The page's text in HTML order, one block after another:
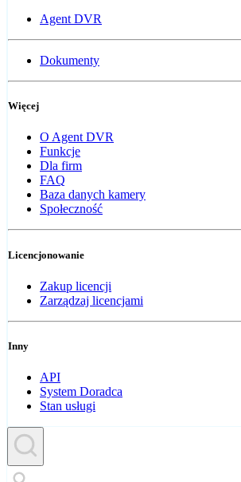
Agent DVR
Dokumenty
Więcej
O Agent DVR
Funkcje
Dla firm
FAQ
Baza danych kamery
Społeczność
Licencjonowanie
Zakup licencji
Zarządzaj licencjami
Inny
API
System Doradca
Stan usługi